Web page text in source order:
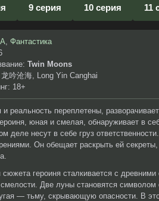
9 серия 10 серия 11
, Фантастика
Twin Moons
吟沧海, Long Yin Canghai
18+
и реальность переплетены,
юная и смелая, обнаруживает в
деле несут в себе груз
Он обещает раскрыть ей
сюжета героиня сталкивается с
Две луны становятся
— тьму, скрывающую опасности. В